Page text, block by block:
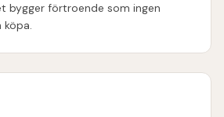
bygger förtroende som ingen
köpa.